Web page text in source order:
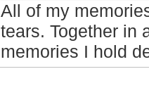
All of my
tears. Together in
memories I hold